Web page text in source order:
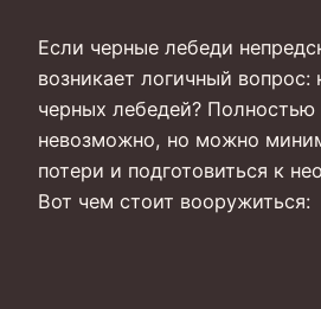
Если черные лебеди
возникает логичный вопрос:
черных лебедей? Полностью
невозможно, но можно
потери и подготовиться к
Вот чем стоит вооружиться: